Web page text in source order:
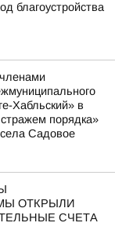
благоустройства
Хабльский» в
порядка»
Садовое
ОТКРЫЛИ
СЧЕТА